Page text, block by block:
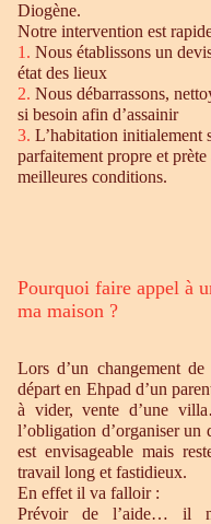
Diogène.
Notre intervention est
1. Nous établissons un
état des lieux
2. Nous débarrassons,
si besoin afin d’assainir
3. L’habitation initialement
parfaitement propre et
meilleures conditions.
Pourquoi faire appel à
ma maison ?
Lors d’un changement
départ en Ehpad d’un
à vider, vente d’une
l’obligation d’organiser un
est envisageable mais
travail long et fastidieux.
En effet il va falloir :
Prévoir de l’aide… il